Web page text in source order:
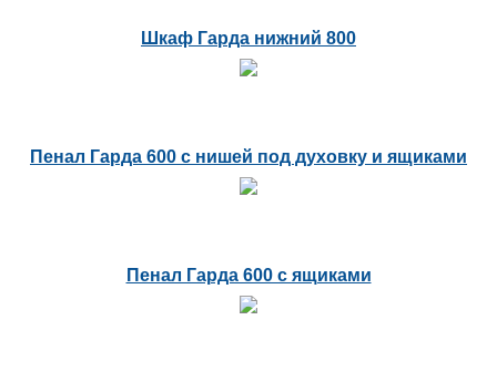
Шкаф Гарда нижний 800
Пенал Гарда 600 с нишей под духовку и ящиками
Пенал Гарда 600 с ящиками